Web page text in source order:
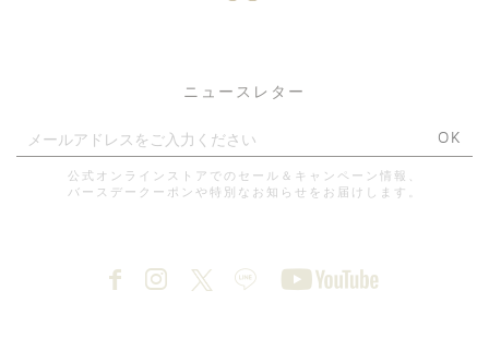
ニュースレター
OK
公式オンラインストアでのセール＆キャンペーン情報、
バースデークーポンや特別なお知らせをお届けします。